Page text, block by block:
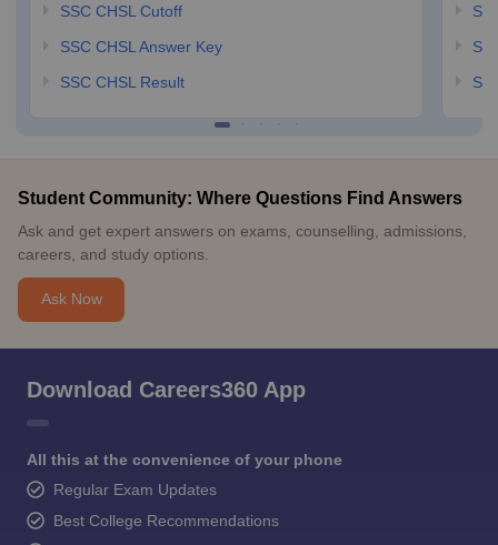
SSC CHSL Cutoff
SSC CHSL Answer Key
SSC CHSL Result
Student Community: Where Questions Find Answers
Ask and get expert answers on exams, counselling, admissions,
careers, and study options.
Ask Now
Download Careers360 App
All this at the convenience of your phone
Regular Exam Updates
Best College Recommendations